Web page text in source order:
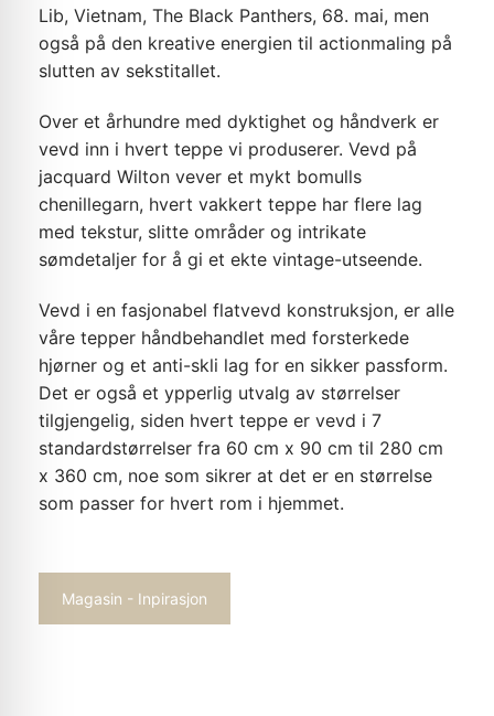
Lib, Vietnam, The Black Panthers, 68. mai, men
også på den kreative energien til actionmaling på
slutten av sekstitallet.
Over et århundre med dyktighet og håndverk er
vevd inn i hvert teppe vi produserer. Vevd på
jacquard Wilton vever et mykt bomulls
chenillegarn, hvert vakkert teppe har flere lag
med tekstur, slitte områder og intrikate
sømdetaljer for å gi et ekte vintage-utseende.
Vevd i en fasjonabel flatvevd konstruksjon, er alle
våre tepper håndbehandlet med forsterkede
hjørner og et anti-skli lag for en sikker passform.
Det er også et ypperlig utvalg av størrelser
tilgjengelig, siden hvert teppe er vevd i 7
standardstørrelser fra 60 cm x 90 cm til 280 cm
x 360 cm, noe som sikrer at det er en størrelse
som passer for hvert rom i hjemmet.
Magasin - Inpirasjon